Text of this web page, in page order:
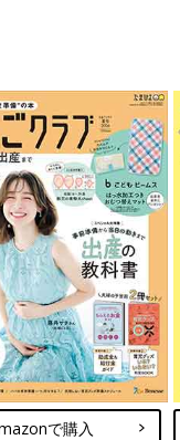
ました！家族6人でお祝
大沢たかお祭り
の絶妙な表情の写真
て笑ってしまいま
いましたが、産後ほ
た。あ、Twitterじゃ
です。
うそう」「あるよね
で購入